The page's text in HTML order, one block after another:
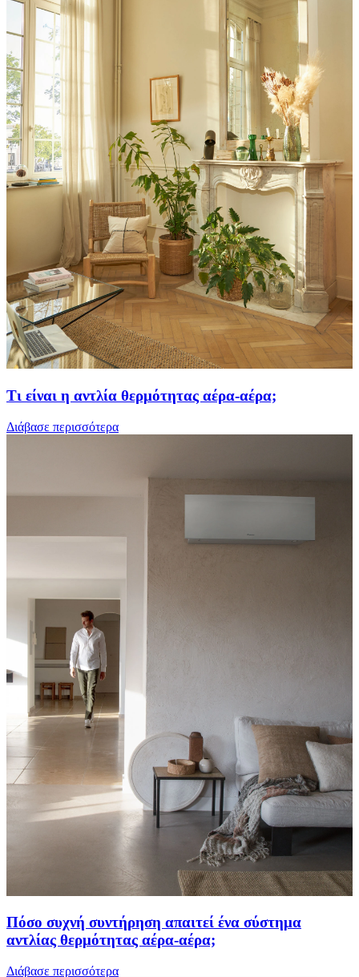
Τι είναι η αντλία θερμότητας αέρα-αέρα;
Διάβασε περισσότερα
Πόσο συχνή συντήρηση απαιτεί ένα σύστημα
αντλίας θερμότητας αέρα-αέρα;
Διάβασε περισσότερα